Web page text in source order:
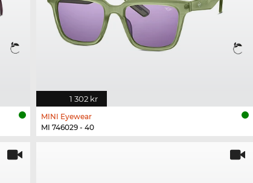
1 302 kr
MINI Eyewear
MI 746029 - 40